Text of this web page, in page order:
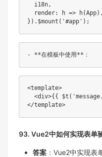
  i18n
,
render: h => h(App) ,
} ) . $mount ( '#app' ) ;
<template>
<div>{ {
</template>
93. Vue2中如何实现表单
答案 ：Vue2中实现表